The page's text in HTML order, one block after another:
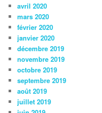
avril 2020
mars 2020
février 2020
janvier 2020
décembre 2019
novembre 2019
octobre 2019
septembre 2019
août 2019
juillet 2019